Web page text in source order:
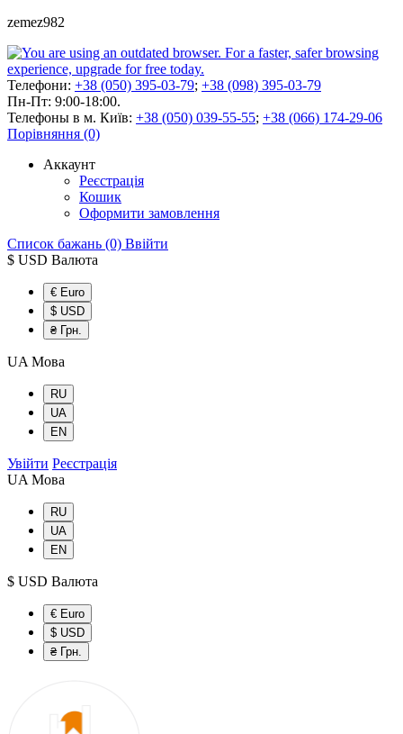
zemez982
Телефони: +38 (050) 395-03-79; +38 (098) 395-03-79
Пн-Пт: 9:00-18:00.
Телефоны в м. Київ: +38 (050) 039-55-55; +38 (066) 174-29-06
Порівняння (0)
Аккаунт
Реєстрація
Кошик
Оформити замовлення
Список бажань (0) Ввійти
$ USD Валюта
€ Euro
$ USD
₴ Грн.
UA Мова
RU
UA
EN
Увійти Реєстрація
UA Мова
RU
UA
EN
$ USD Валюта
€ Euro
$ USD
₴ Грн.